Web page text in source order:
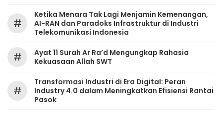
#
Ketika Menara Tak Lagi Menjamin Kemenangan,
AI-RAN dan Paradoks Infrastruktur di Industri
Telekomunikasi Indonesia
#
Ayat 11 Surah Ar Ra’d Mengungkap Rahasia
Kekuasaan Allah SWT
#
Transformasi Industri di Era Digital: Peran
Industry 4.0 dalam Meningkatkan Efisiensi Rantai
Pasok